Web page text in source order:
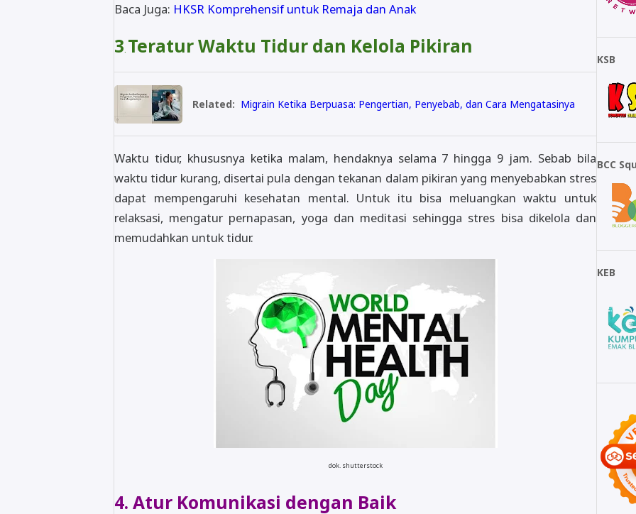
Baca Juga: HKSR Komprehensif untuk Remaja dan Anak
3. Teratur Waktu Tidur dan Kelola Pikiran
Related: Migrain Ketika Berpuasa: Pengertian, Penyebab, dan Cara Mengatasinya
Waktu tidur, khususnya ketika malam, hendaknya selama 7 hingga 9 jam. Sebab bila
waktu tidur kurang, disertai pula dengan tekanan dalam pikiran yang menyebabkan stres
dapat mempengaruhi kesehatan mental. Untuk itu bisa meluangkan waktu untuk
relaksasi, mengatur pernapasan, yoga dan meditasi sehingga stres bisa dikelola dan
memudahkan untuk tidur.
dok. shutterstock
4. Atur Komunikasi dengan Baik
KSB
BCC
KEB